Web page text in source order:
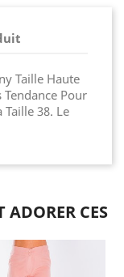
Taille Haute
Pour
38. Le
CES